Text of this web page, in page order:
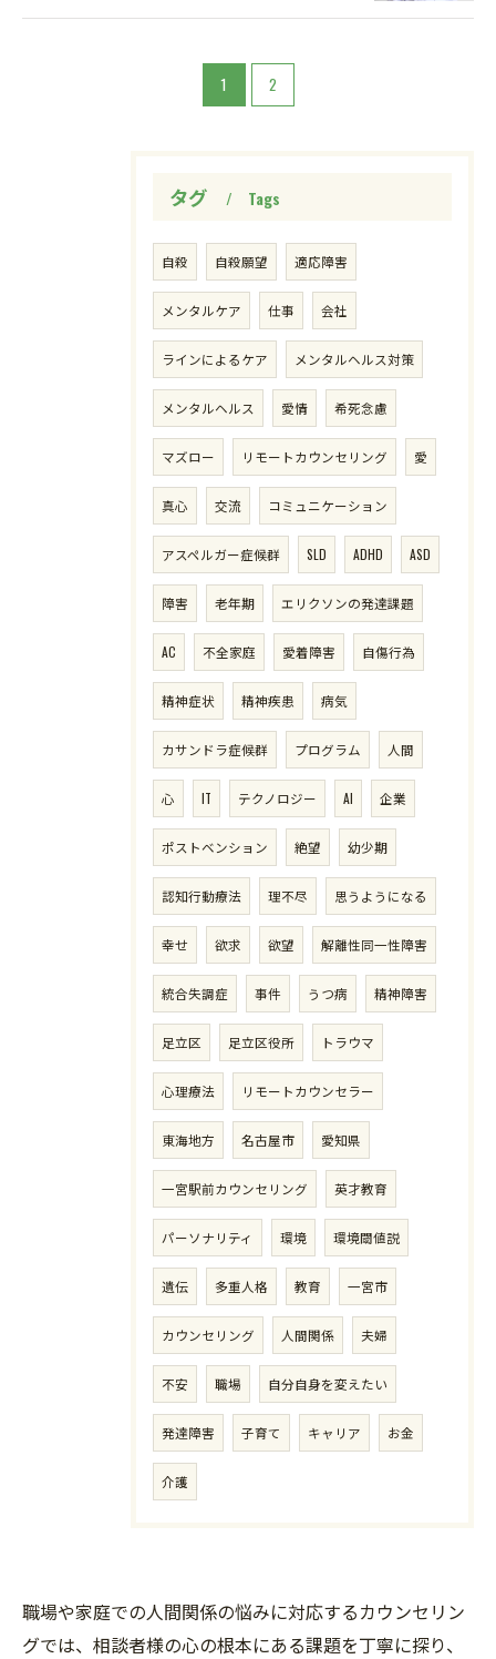
1 2
タグ Tags
自殺 自殺願望 適応障害
メンタルケア 仕事 会社
ラインによるケア メンタルヘルス対策
メンタルヘルス 愛情 希死念慮
マズロー リモートカウンセリング 愛
真心 交流 コミュニケーション
アスペルガー症候群 SLD ADHD ASD
障害 老年期 エリクソンの発達課題
AC 不全家庭 愛着障害 自傷行為
精神症状 精神疾患 病気
カサンドラ症候群 プログラム 人間
心 IT テクノロジー AI 企業
ポストベンション 絶望 幼少期
認知行動療法 理不尽 思うようになる
幸せ 欲求 欲望 解離性同一性障害
統合失調症 事件 うつ病 精神障害
足立区 足立区役所 トラウマ
心理療法 リモートカウンセラー
東海地方 名古屋市 愛知県
一宮駅前カウンセリング 英才教育
パーソナリティ 環境 環境閾値説
遺伝 多重人格 教育 一宮市
カウンセリング 人間関係 夫婦
不安 職場 自分自身を変えたい
発達障害 子育て キャリア お金
介護
職場や家庭での人間関係の悩みに対応するカウンセリン
グでは、相談者様の心の根本にある課題を丁寧に探り、
ご予約・お問い合わせはこちら